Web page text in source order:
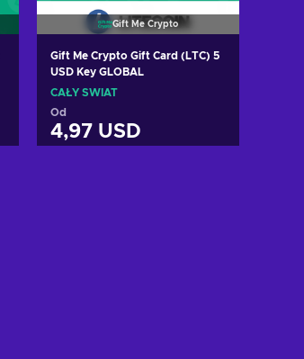
Gift Me Crypto
Gift Me Crypto Gift Card (LTC) 5
USD Key GLOBAL
CAŁY ŚWIAT
Od
4,97 USD